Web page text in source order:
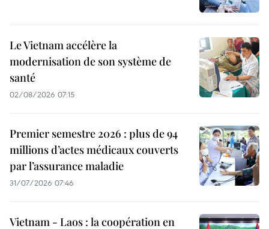
Le Vietnam accélère la
modernisation de son système de
santé
02/08/2026 07:15
Premier semestre 2026 : plus de 94
millions d’actes médicaux couverts
par l’assurance maladie
31/07/2026 07:46
Vietnam - Laos : la coopération en